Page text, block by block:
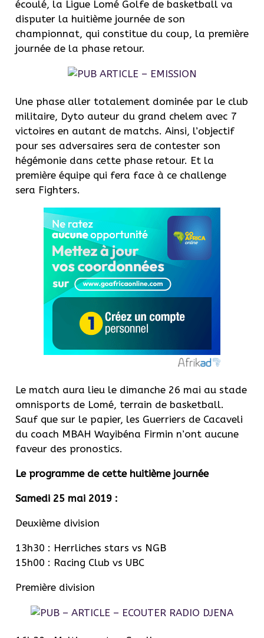
écoulé, la Ligue Lomé Golfe de basketball va
disputer la huitième journée de son
championnat, qui constitue du coup, la première
journée de la phase retour.
Une phase aller totalement dominée par le club
militaire, Dyto auteur du grand chelem avec 7
victoires en autant de matchs. Ainsi, l’objectif
pour ses adversaires sera de contester son
hégémonie dans cette phase retour. Et la
première équipe qui fera face à ce challenge
sera Fighters.
Le match aura lieu le dimanche 26 mai au stade
omnisports de Lomé, terrain de basketball.
Sauf que sur le papier, les Guerriers de Cacaveli
du coach MBAH Wayibéna Firmin n’ont aucune
faveur des pronostics.
Le programme de cette huitième journée
Samedi 25 mai 2019 :
Deuxième division
13h30 : Herrliches stars vs NGB
15h00 : Racing Club vs UBC
Première division